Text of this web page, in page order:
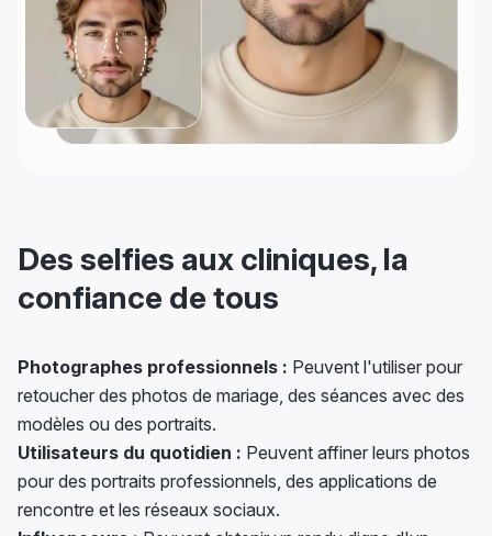
Des selfies aux cliniques, la
confiance de tous
Photographes professionnels : Peuvent l'utiliser pour
retoucher des photos de mariage, des séances avec des
modèles ou des portraits.
Utilisateurs du quotidien : Peuvent affiner leurs photos
pour des portraits professionnels, des applications de
rencontre et les réseaux sociaux.